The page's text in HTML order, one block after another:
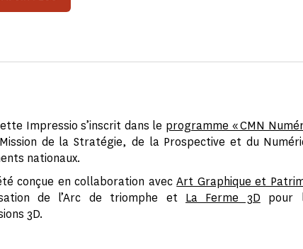
Impressio s’inscrit dans le programme « CMN
de la Stratégie, de la Prospective et du
nationaux.
conçue en collaboration avecArt Graphique et
de l’Arc de triomphe et La Ferme 3D pour
3D.